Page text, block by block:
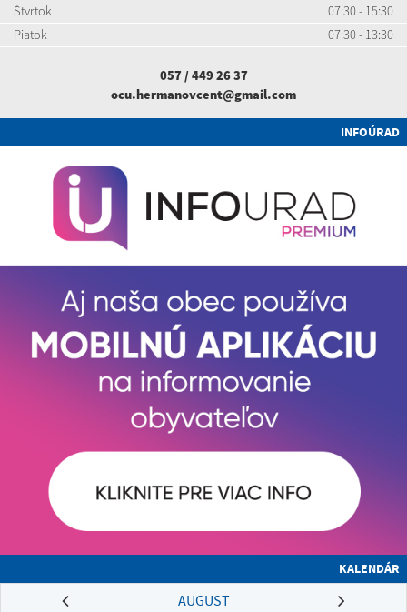
Štvrtok
07:30 - 15:30
Piatok
07:30 - 13:30
057 / 449 26 37
ocu.hermanovcent@gmail.com
INFOÚRAD
KALENDÁR
AUGUST